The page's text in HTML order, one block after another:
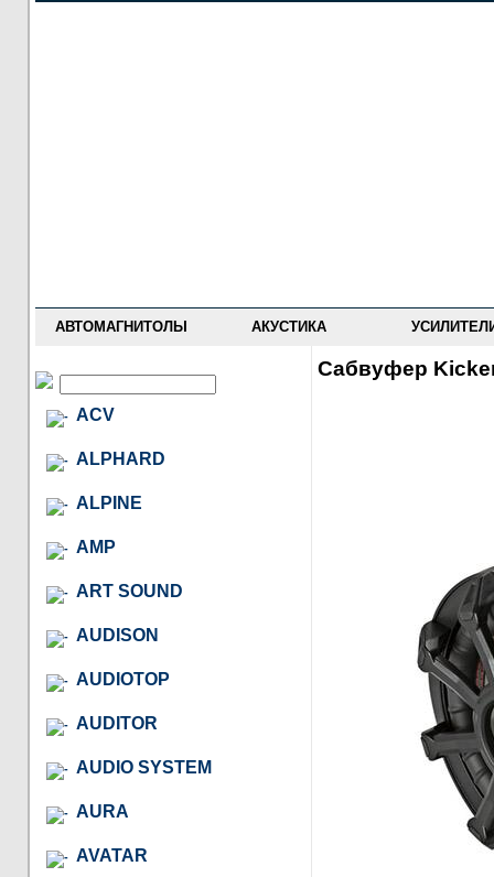
АВТОМАГНИТОЛЫ АКУСТИКА
ACV
ALPHARD
ALPINE
AMP
ART SOUND
AUDISON
AUDIOTOP
AUDITOR
AUDIO SYSTEM
AURA
AVATAR
Сабвуфер